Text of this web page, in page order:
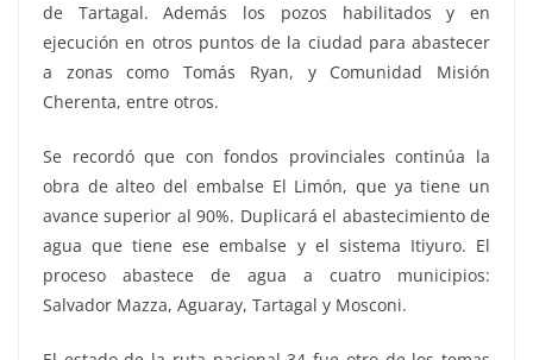
de Tartagal. Además los pozos habilitados y en
ejecución en otros puntos de la ciudad para abastecer
a zonas como Tomás Ryan, y Comunidad Misión
Cherenta, entre otros.
Se recordó que con fondos provinciales continúa la
obra de alteo del embalse El Limón, que ya tiene un
avance superior al 90%. Duplicará el abastecimiento de
agua que tiene ese embalse y el sistema Itiyuro. El
proceso abastece de agua a cuatro municipios:
Salvador Mazza, Aguaray, Tartagal y Mosconi.